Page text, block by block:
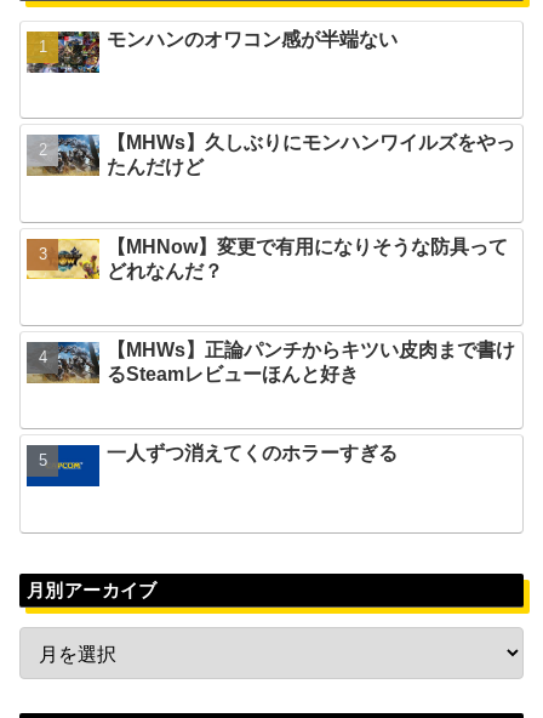
モンハンのオワコン感が半端ない
【MHWs】久しぶりにモンハンワイルズをやっ
たんだけど
【MHNow】変更で有用になりそうな防具って
どれなんだ？
【MHWs】正論パンチからキツい皮肉まで書け
るSteamレビューほんと好き
一人ずつ消えてくのホラーすぎる
月別アーカイブ